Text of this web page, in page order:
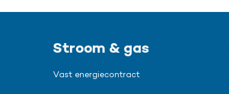
Stroom & gas
Vast energiecontract